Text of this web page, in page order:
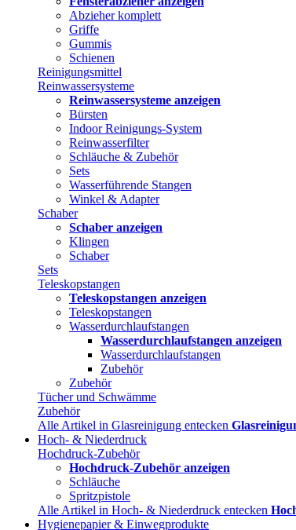
Abzieher komplett
Griffe
Gummis
Schienen
Reinigungsmittel
Reinwassersysteme
Reinwassersysteme anzeigen
Bürsten
Indoor Reinigungs-System
Reinwasserfilter
Schläuche & Zubehör
Sets
Wasserführende Stangen
Winkel & Adapter
Schaber
Schaber anzeigen
Klingen
Schaber
Sets
Teleskopstangen
Teleskopstangen anzeigen
Teleskopstangen
Wasserdurchlaufstangen
Wasserdurchlaufstangen anzeigen
Wasserdurchlaufstangen
Zubehör
Zubehör
Tücher und Schwämme
Zubehör
Alle Artikel in Glasreinigung entecken
Hoch- & Niederdruck
Hochdruck-Zubehör
Hochdruck-Zubehör anzeigen
Schläuche
Spritzpistole
Alle Artikel in Hoch- & Niederdruck entecken
Hygienepapier & Einwegprodukte